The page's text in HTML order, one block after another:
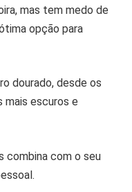
mas tem medo de
opção para
dourado, desde os
mais escuros e
combina com o seu